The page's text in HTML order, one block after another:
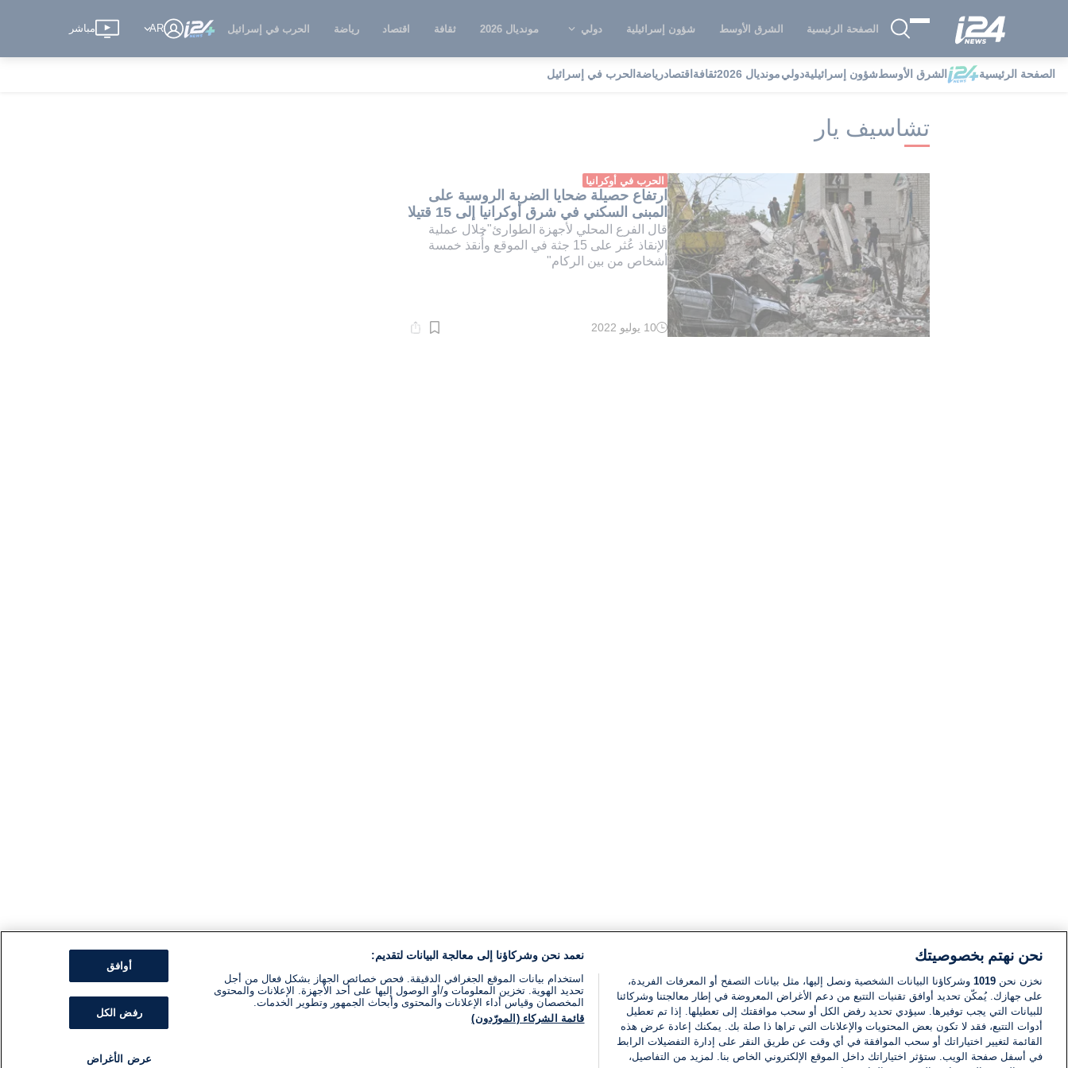
الصفحة الرئيسية الشرق الأوسط شؤون إسرائيلية دولي مونديال 2026 ثقافة اقتصاد رياضة الحرب في إسرائيل AR مباشر
الصفحة الرئيسية الشرق الأوسطشؤون إسرائيليةدوليمونديال 2026 ثقافة اقتصادرياضة الحرب في إسرائيل i24NEWS i24NEWS فهرس علامات تشاسيف يار
تشاسيف يار
الحرب في أوكرانيا
ارتفاع حصيلة ضحايا الضربة الروسية على
المبنى السكني في شرق أوكرانيا إلى 15 قتيلا
قال الفرع المحلي لأجهزة الطوارئ"خلال عملية
الإنقاذ عُثر على 15 جثة في الموقع وأُنقذ خمسة
أشخاص من بين الركام"
وقت
10 يوليو 2022
نحن نهتم بخصوصيتك
نخزن نحن 1019 وشركاؤنا البيانات الشخصية ونصل إليها، مثل بيانات التصفح أو المعرفات الفريدة،
على جهازك. يُمكّن تحديد أوافق تقنيات التتبع من دعم الأغراض المعروضة في إطار معالجتنا وشركائنا
للبيانات التي يجب توفيرها. سيؤدي تحديد رفض الكل أو سحب موافقتك إلى تعطيلها. إذا تم تعطيل
أدوات التتبع، فقد لا تكون بعض المحتويات والإعلانات التي تراها ذا صلة بك. يمكنك إعادة عرض هذه
القائمة لتغيير اختياراتك أو سحب الموافقة في أي وقت عن طريق النقر على إدارة التفضيلات الرابط
في أسفل صفحة الويب. ستؤثر اختياراتك داخل الموقع الإلكتروني الخاص بنا. لمزيد من التفاصيل،
نعمد نحن وشركاؤنا إلى معالجة البيانات لتقديم:
استخدام بيانات الموقع الجغرافي الدقيقة. فحص خصائص الجهاز بشكل فعال من أجل
تحديد الهوية. تخزين المعلومات و/أو الوصول إليها على أحد الأجهزة. الإعلانات والمحتوى
المخصصان وقياس أداء الإعلانات والمحتوى وأبحاث الجمهور وتطوير الخدمات.
قائمة الشركاء (المورّدون)
أوافق
رفض الكل
عرض الأغراض